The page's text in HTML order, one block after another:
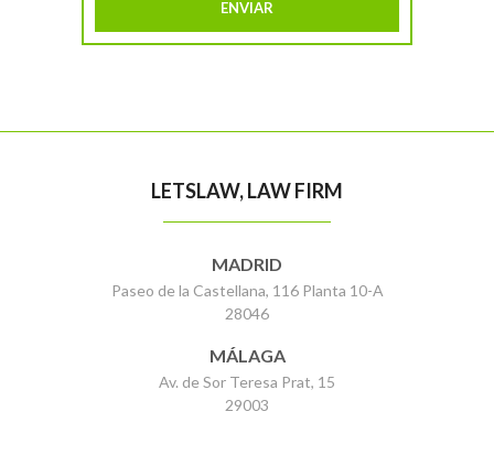
LETSLAW, LAW FIRM
MADRID
Paseo de la Castellana, 116 Planta 10-A
28046
MÁLAGA
Av. de Sor Teresa Prat, 15
29003